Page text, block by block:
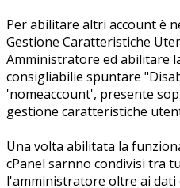
Per abilitare altri account è
Gestione Caratteristiche
Amministratore ed abilitare
consigliabilie spuntare
'nomeaccount', presente
gestione caratteristiche
Una volta abilitata la
cPanel sarnno condivisi tra
l'amministratore oltre ai dati